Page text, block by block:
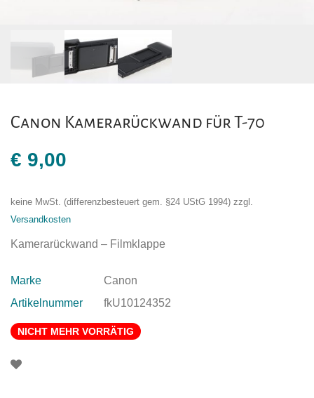
Canon Kamerarückwand für T-70
€ 9,00
keine MwSt. (differenzbesteuert gem. §24 UStG 1994) zzgl.
Versandkosten
Kamerarückwand – Filmklappe
Marke
Canon
Artikelnummer
fkU10124352
NICHT MEHR VORRÄTIG